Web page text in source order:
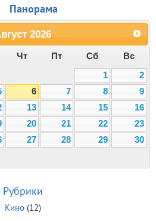
Панорама
2026
Чт Пт Сб
Вс
1
2
6 7 8
9
13 14 15
16
20 21 22
23
27 28 29
30
Рубрики
Кино(12)